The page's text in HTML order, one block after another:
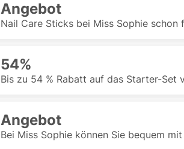
Angebot
Nail Care Sticks bei Miss Sophie
54%
Bis zu 54 % Rabatt auf das Starter-Set
Angebot
Bei Miss Sophie können Sie bequem